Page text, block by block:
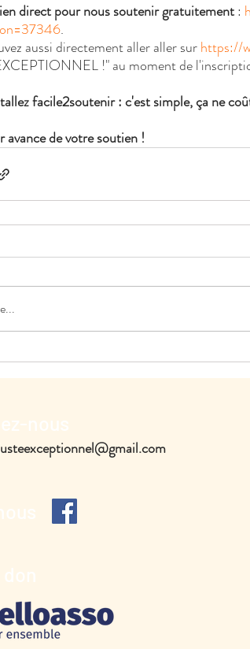
direct pour nous soutenir gratuitement :
.
aussi directement aller aller sur https://
!" au moment de
facile2soutenir : c'est simple, ça ne
avance de votre soutien !